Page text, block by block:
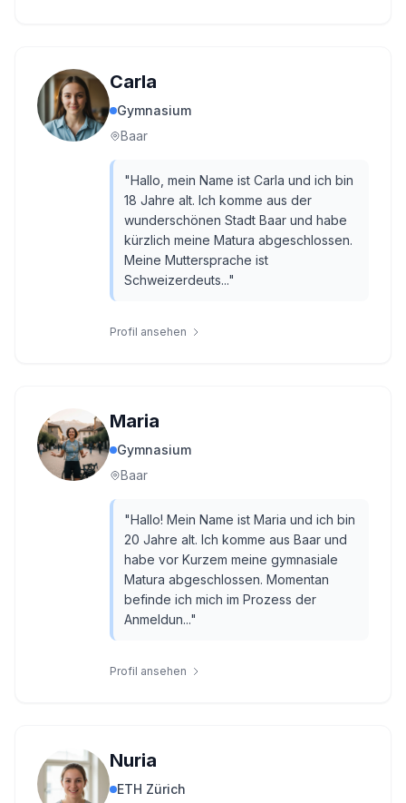
Carla
Gymnasium
Baar
"Hallo, mein Name ist Carla und ich bin
18 Jahre alt. Ich komme aus der
wunderschönen Stadt Baar und habe
kürzlich meine Matura abgeschlossen.
Meine Muttersprache ist
Schweizerdeuts..."
Profil ansehen
Maria
Gymnasium
Baar
"Hallo! Mein Name ist Maria und ich bin
20 Jahre alt. Ich komme aus Baar und
habe vor Kurzem meine gymnasiale
Matura abgeschlossen. Momentan
befinde ich mich im Prozess der
Anmeldun..."
Profil ansehen
Nuria
ETH Zürich